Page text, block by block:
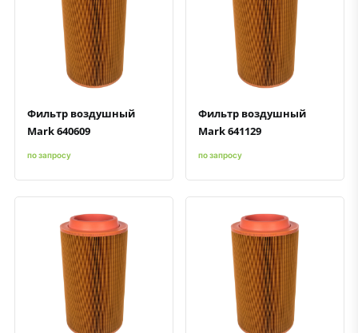
Быстрый просмотрДобавить к сравнению
Добавить в избранное
Фильтр воздушный
Mark 640609
по запросу
Быстрый просмотрДобавить к сравнению
Добавить в избранное
Фильтр воздушный
Mark 641129
по запросу
Быстрый просмотрДобавить к сравнению
Добавить в избранное Быстрый просмотрДобавить к сравнению
Добавить в избранное